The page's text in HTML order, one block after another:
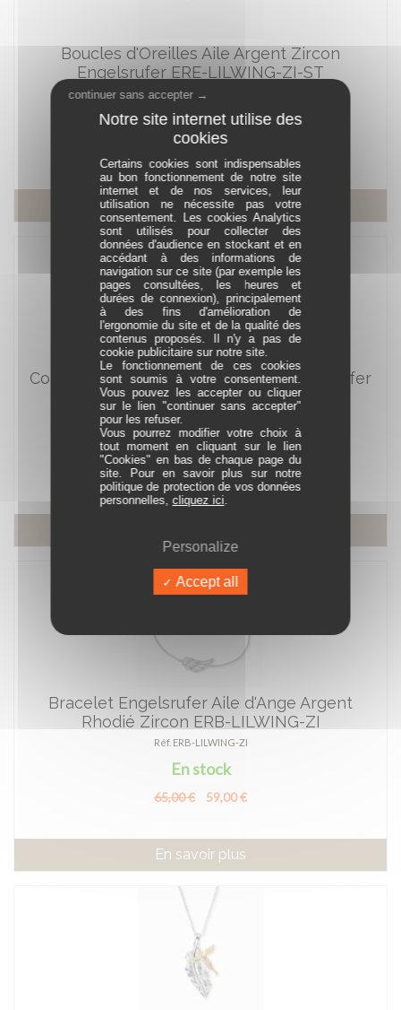
Boucles d'Oreilles Aile Argent Zircon
Engelsrufer ERE-LILWING-ZI-ST
Réf. ERE-LILWING-ZI-ST
En stock
69,00 € 63,00 €
En savoir plus
Collier Aile d'Ange Argent Zircon Engelsrufer
ERN-LILWING-ZI
Réf. ERN-LILWING-ZI
En stock
75,00 € 68,00 €
Bracelet Engelsrufer Aile d'Ange Argent
Rhodié Zircon ERB-LILWING-ZI
Réf. ERB-LILWING-ZI
En stock
65,00 € 59,00 €
En savoir plus
Certains cookies sont indispensables
au bon fonctionnement de notre site
internet et de nos services, leur
utilisation ne nécessite pas votre
consentement. Les cookies Analytics
sont utilisés pour collecter des
données d'audience en stockant et en
accédant à des informations de
navigation sur ce site (par exemple les
pages consultées, les heures et
durées de connexion), principalement
à des fins d'amélioration de
l'ergonomie du site et de la qualité des
contenus proposés. Il n'y a pas de
cookie publicitaire sur notre site.
Le fonctionnement de ces cookies
sont soumis à votre consentement.
Vous pouvez les accepter ou cliquer
sur le lien "continuer sans accepter"
pour les refuser.
Vous pourrez modifier votre choix à
tout moment en cliquant sur le lien
"Cookies" en bas de chaque page du
site. Pour en savoir plus sur notre
politique de protection de vos données
personnelles,cliquez ici
Personalize
Accept all
continuer sans accepter →